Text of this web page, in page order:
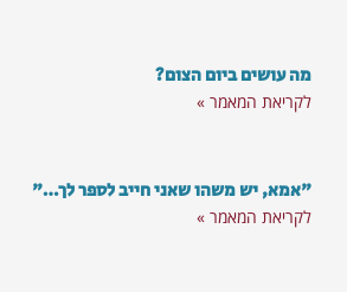
מה עושים ביום הצום?
לקריאת המאמר »
"אמא, יש משהו שאני חייב לספר לך…"
לקריאת המאמר »